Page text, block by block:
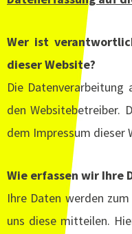
Wer ist
dieser Website?
Die
den Websitebetreiber.
dem Impressum dieser
Wie erfassen wir Ihre
Ihre Daten werden
uns diese mitteilen.